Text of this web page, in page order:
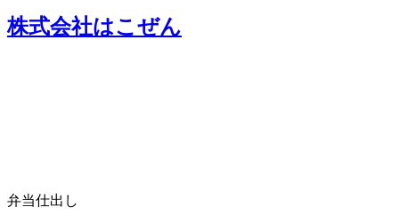
株式会社はこぜん
弁当仕出し